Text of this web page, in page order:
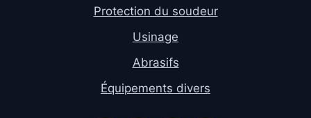
Protection du soudeur
Usinage
Abrasifs
Équipements divers